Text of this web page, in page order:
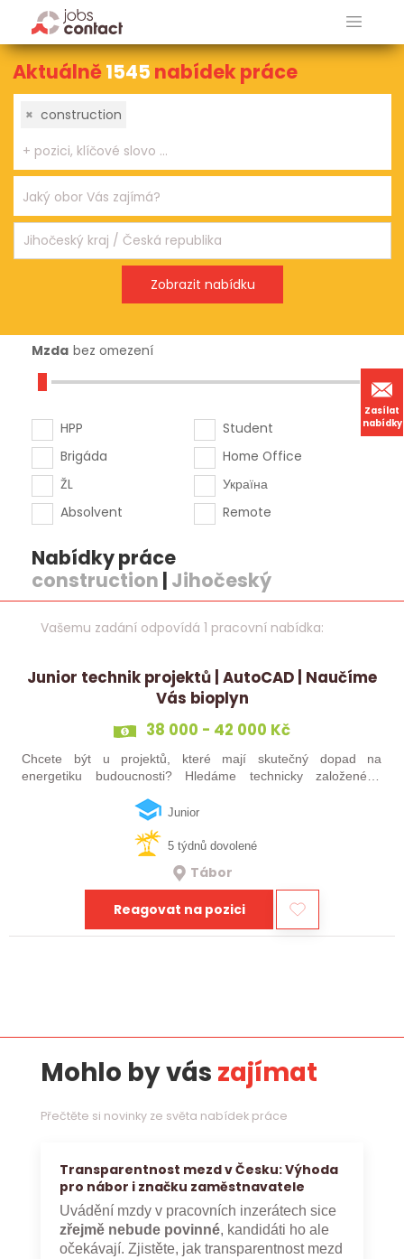
Zasílat
nabídky
Aktuálně1545 nabídek práce
× construction
Mzda bez omezení
HPP
Brigáda
ŽL
Absolvent
Student
Home Office
Україна
Remote
Nabídky práce
construction | Jihočeský
Vašemu zadání odpovídá 1 pracovní nabídka:
Junior technik projektů | AutoCAD | Naučíme
Vás bioplyn
38 000 - 42 000 Kč
Chcete být u projektů, které mají skutečný dopad na
energetiku budoucnosti? Hledáme technicky založeného
realizaci bioplynových stanic po celé…
Junior
5 týdnů dovolené
Tábor
Reagovat na pozici
Mohlo by vás zajímat
Přečtěte si novinky ze světa nabídek práce
Transparentnost mezd v Česku: Výhoda
pro nábor i značku zaměstnavatele
Uvádění mzdy v pracovních inzerátech sice
zřejmě nebude povinné, kandidáti ho ale
očekávají. Zjistěte, jak transparentnost mezd